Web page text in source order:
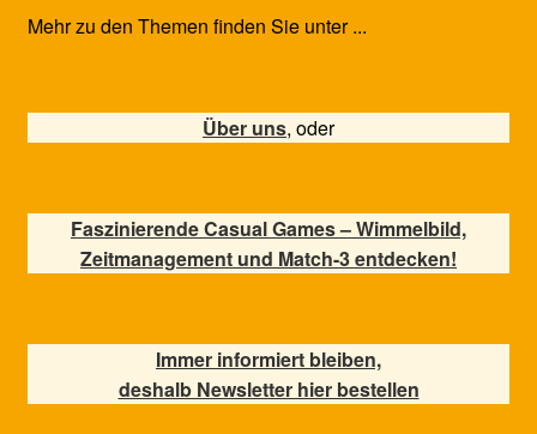
Mehr zu den Themen finden Sie unter ...
Über uns, oder
Faszinierende Casual Games – Wimmelbild,
Zeitmanagement und Match-3 entdecken!
Immer informiert bleiben,
deshalb Newsletter hier bestellen